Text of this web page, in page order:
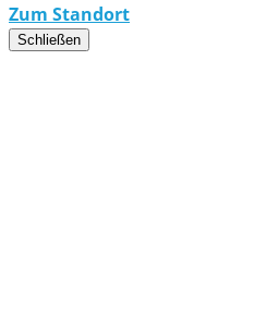
Zum Standort
Schließen